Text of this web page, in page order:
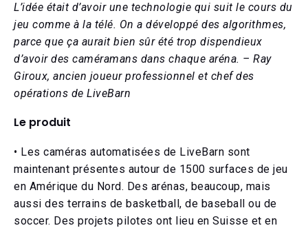
L’idée était d’avoir une technologie qui suit le cours du
jeu comme à la télé. On a développé des algorithmes,
parce que ça aurait bien sûr été trop dispendieux
d’avoir des caméramans dans chaque aréna. – Ray
Giroux, ancien joueur professionnel et chef des
opérations de LiveBarn
Le produit
• Les caméras automatisées de LiveBarn sont
maintenant présentes autour de 1500 surfaces de jeu
en Amérique du Nord. Des arénas, beaucoup, mais
aussi des terrains de basketball, de baseball ou de
soccer. Des projets pilotes ont lieu en Suisse et en